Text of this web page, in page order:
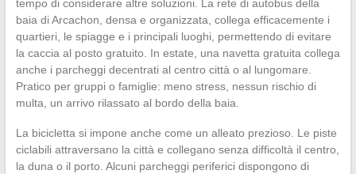
tempo di considerare altre soluzioni. La rete di autobus della
baia di Arcachon, densa e organizzata, collega efficacemente i
quartieri, le spiagge e i principali luoghi, permettendo di evitare
la caccia al posto gratuito. In estate, una navetta gratuita collega
anche i parcheggi decentrati al centro città o al lungomare.
Pratico per gruppi o famiglie: meno stress, nessun rischio di
multa, un arrivo rilassato al bordo della baia.
La bicicletta si impone anche come un alleato prezioso. Le piste
ciclabili attraversano la città e collegano senza difficoltà il centro,
la duna o il porto. Alcuni parcheggi periferici dispongono di